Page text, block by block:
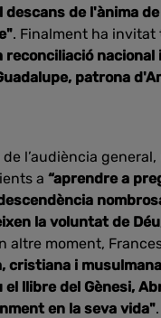
descans de l'ànima
. Finalment ha invitat
reconciliació nacional
patrona
l’audiència
a “aprendre a
la voluntat de
altre moment,
cristiana i
llibre del Gènesi,
en la seva vida".